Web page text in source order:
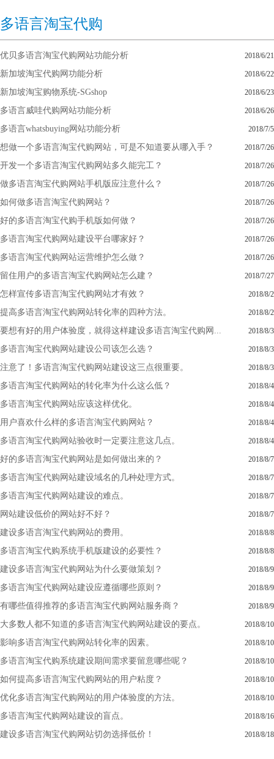
多语言淘宝代购
优贝多语言淘宝代购网站功能分析 2018/6/21
新加坡淘宝代购网功能分析 2018/6/22
新加坡淘宝购物系统-SGshop 2018/6/23
多语言威哇代购网站功能分析 2018/6/26
多语言whatsbuying网站功能分析 2018/7/5
想做一个多语言淘宝代购网站，可是不知道要从哪入手？ 2018/7/26
开发一个多语言淘宝代购网站多久能完工？ 2018/7/26
做多语言淘宝代购网站手机版应注意什么？ 2018/7/26
如何做多语言淘宝代购网站？ 2018/7/26
好的多语言淘宝代购手机版如何做？ 2018/7/26
多语言淘宝代购网站建设平台哪家好？ 2018/7/26
多语言淘宝代购网站运营维护怎么做？ 2018/7/26
留住用户的多语言淘宝代购网站怎么建？ 2018/7/27
怎样宣传多语言淘宝代购网站才有效？ 2018/8/2
提高多语言淘宝代购网站转化率的四种方法。 2018/8/2
要想有好的用户体验度，就得这样建设多语言淘宝代购网... 2018/8/3
多语言淘宝代购网站建设公司该怎么选？ 2018/8/3
注意了！多语言淘宝代购网站建设这三点很重要。 2018/8/3
多语言淘宝代购网站的转化率为什么这么低？ 2018/8/4
多语言淘宝代购网站应该这样优化。 2018/8/4
用户喜欢什么样的多语言淘宝代购网站？ 2018/8/4
多语言淘宝代购网站验收时一定要注意这几点。 2018/8/4
好的多语言淘宝代购网站是如何做出来的？ 2018/8/7
多语言淘宝代购网站建设域名的几种处理方式。 2018/8/7
多语言淘宝代购网站建设的难点。 2018/8/7
网站建设低价的网站好不好？ 2018/8/7
建设多语言淘宝代购网站的费用。 2018/8/8
多语言淘宝代购系统手机版建设的必要性？ 2018/8/8
建设多语言淘宝代购网站为什么要做策划？ 2018/8/9
多语言淘宝代购网站建设应遵循哪些原则？ 2018/8/9
有哪些值得推荐的多语言淘宝代购网站服务商？ 2018/8/9
大多数人都不知道的多语言淘宝代购网站建设的要点。 2018/8/10
影响多语言淘宝代购网站转化率的因素。 2018/8/10
多语言淘宝代购系统建设期间需求要留意哪些呢？ 2018/8/10
如何提高多语言淘宝代购网站的用户粘度？ 2018/8/10
优化多语言淘宝代购网站的用户体验度的方法。 2018/8/10
多语言淘宝代购网站建设的盲点。 2018/8/16
建设多语言淘宝代购网站切勿选择低价！ 2018/8/18